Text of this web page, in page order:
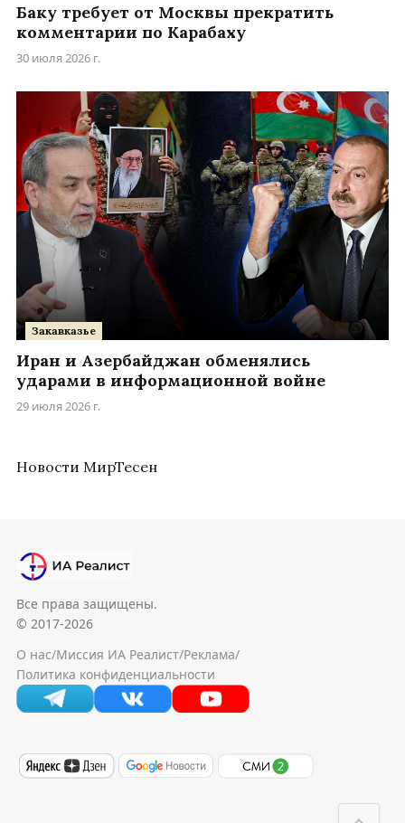
Баку требует от Москвы прекратить
комментарии по Карабаху
30 июля 2026 г.
Закавказье
Иран и Азербайджан обменялись
ударами в информационной войне
29 июля 2026 г.
Новости МирТесен
Все права защищены.
© 2017-2026
О нас/Миссия ИА Реалист/Реклама/
Политика конфиденциальности